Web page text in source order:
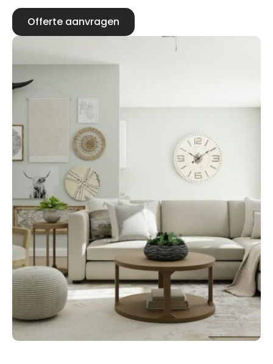
Offerte aanvragen